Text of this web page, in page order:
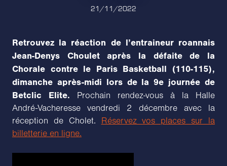
21/11/2022
Retrouvez la réaction de l’entraineur roannais
Jean-Denys Choulet après la défaite de la
Chorale contre le Paris Basketball (110-115),
dimanche après-midi lors de la 9e journée de
Betclic Elite. Prochain rendez-vous à la Halle
André-Vacheresse vendredi 2 décembre avec la
réception de Cholet. Réservez vos places sur la
billetterie en ligne.